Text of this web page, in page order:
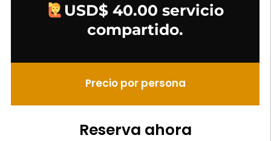
USD$ 40.00 servicio
compartido.
Precio por persona
Reserva ahora